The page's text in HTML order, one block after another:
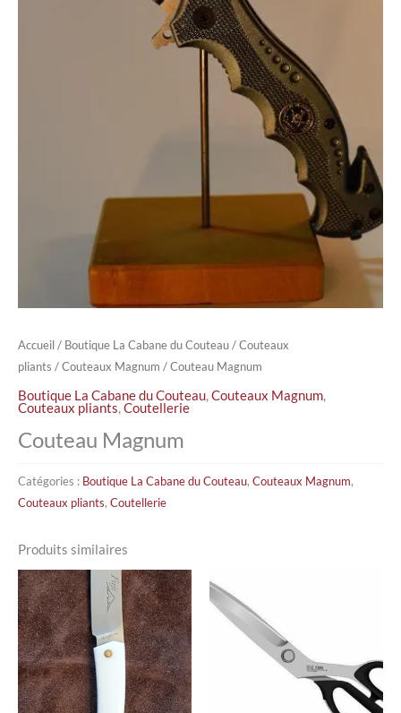
Accueil/ Boutique La Cabane du Couteau/Couteaux
pliants /Couteaux Magnum / Couteau Magnum
Boutique La Cabane du Couteau,Couteaux Magnum,
Couteaux pliants,Coutellerie
Couteau Magnum
Catégories : Boutique La Cabane du Couteau, Couteaux Magnum,
Couteaux pliants, Coutellerie
Produits similaires